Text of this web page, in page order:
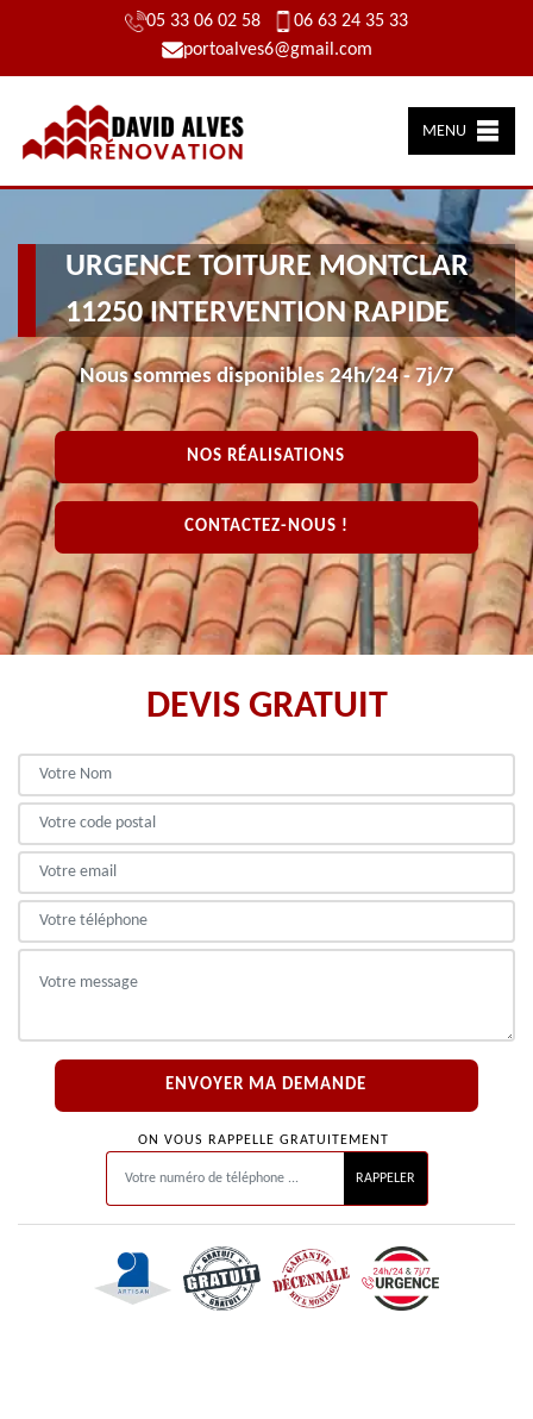
05 33 06 02 58
06 63 24 35 33
portoalves6@gmail.com
MENU
URGENCE TOITURE MONTCLAR
11250 INTERVENTION RAPIDE
Nous sommes disponibles 24h/24 - 7j/7
NOS RÉALISATIONS
CONTACTEZ-NOUS !
DEVIS GRATUIT
ON VOUS RAPPELLE GRATUITEMENT